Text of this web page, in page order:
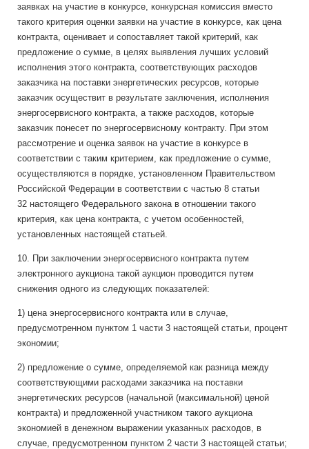
заявках на участие в конкурсе, конкурсная комиссия вместо
такого критерия оценки заявки на участие в конкурсе, как цена
контракта, оценивает и сопоставляет такой критерий, как
предложение о сумме, в целях выявления лучших условий
исполнения этого контракта, соответствующих расходов
заказчика на поставки энергетических ресурсов, которые
заказчик осуществит в результате заключения, исполнения
энергосервисного контракта, а также расходов, которые
заказчик понесет по энергосервисному контракту. При этом
рассмотрение и оценка заявок на участие в конкурсе в
соответствии с таким критерием, как предложение о сумме,
осуществляются в порядке, установленном Правительством
Российской Федерации в соответствии с частью 8 статьи
32 настоящего Федерального закона в отношении такого
критерия, как цена контракта, с учетом особенностей,
установленных настоящей статьей.
10. При заключении энергосервисного контракта путем
электронного аукциона такой аукцион проводится путем
снижения одного из следующих показателей:
1) цена энергосервисного контракта или в случае,
предусмотренном пунктом 1 части 3 настоящей статьи, процент
экономии;
2) предложение о сумме, определяемой как разница между
соответствующими расходами заказчика на поставки
энергетических ресурсов (начальной (максимальной) ценой
контракта) и предложенной участником такого аукциона
экономией в денежном выражении указанных расходов, в
случае, предусмотренном пунктом 2 части 3 настоящей статьи;